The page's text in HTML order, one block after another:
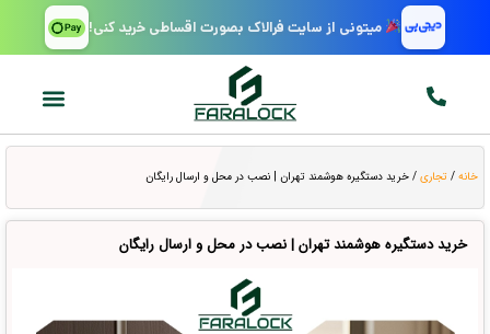
میتونی از سایت فرالاک بصورت اقساطی خرید کنی!
خانه / تجاری / خرید دستگیره هوشمند تهران | نصب در محل و ارسال رایگان
خرید دستگیره هوشمند تهران | نصب در محل و ارسال رایگان